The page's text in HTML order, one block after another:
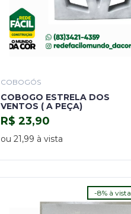
COBOGÓS
COBOGO ESTRELA DOS
VENTOS ( A PEÇA)
R$ 23,90
ou 21,99 à vistaCOMPRAR
-8% à vista